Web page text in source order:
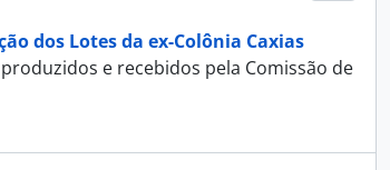
dos Lotes da ex-Colônia Caxias
e recebidos pela Comissão de